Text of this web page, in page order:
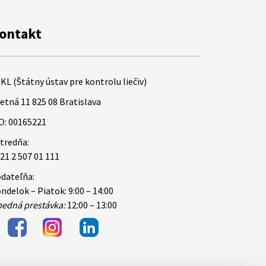
(Štátny ústav pre kontrolu liečiv)
11 825 08 Bratislava
00165221
2 507 01 111
– Piatok: 9:00 – 14:00
prestávka:12:00 – 13:00